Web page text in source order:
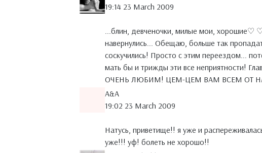
19:14 23 March 2009
...блин, девченочки, милые мои, хорошие♡
навернулись... Обещаю, больше так
соскучились! Просто с этим переездом...
мать бы и трижды эти все неприятности!
ОЧЕНЬ ЛЮБИМ! ЦЕМ-ЦЕМ ВАМ ВСЕМ
A&A
19:02 23 March 2009
Натусь, приветище!! я уже и
уже!!! уф! болеть не хорошо!!